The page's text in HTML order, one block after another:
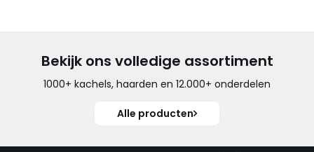
Bekijk ons volledige assortiment
1000+ kachels, haarden en 12.000+ onderdelen
Alle producten